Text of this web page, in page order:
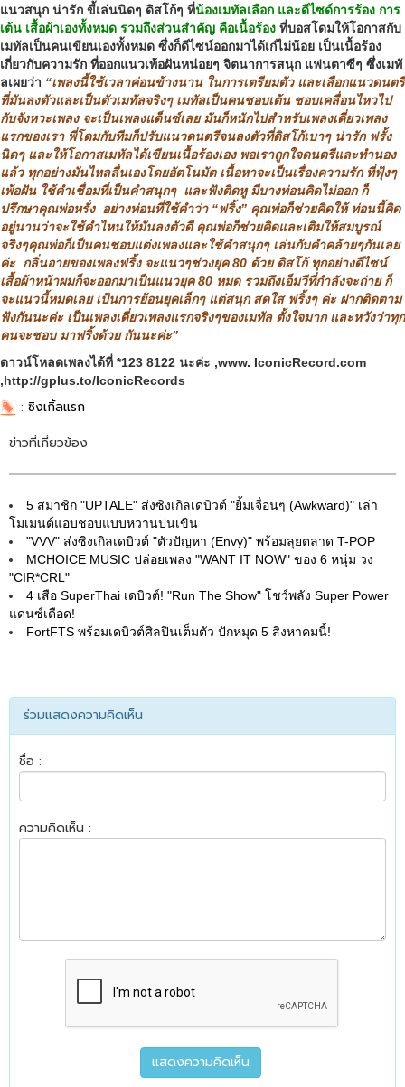
แนวสนุก น่ารัก ขี้เล่นนิดๆ ดิสโก้ๆ ที่น้องเมทัลเลือก และดีไซด์การร้อง การ
เต้น เสื้อผ้าเองทั้งหมด รวมถึงส่วนสำคัญ คือเนื้อร้อง ที่บอสโดมให้โอกาสกับ
เมทัลเป็นคนเขียนเองทั้งหมด ซึ่งก็ดีไซน์ออกมาได้เก๋ไม่น้อย เป็นเนื้อร้อง
เกี่ยวกับความรัก ที่ออกแนวเพ้อฝันหน่อยๆ จิตนาการสนุก แฟนตาซีๆ ซึ่งเมทั
ลเผยว่า “เพลงนี้ใช้เวลาค่อนข้างนาน ในการเตรียมตัว และเลือกแนวดนตรี
ที่มันลงตัวและเป็นตัวเมทัลจริงๆ เมทัลเป็นคนชอบเต้น ชอบเคลื่อนไหวไป
กับจังหวะเพลง จะเป็นเพลงแด็นซ์เลย มันก็หนักไปสำหรับเพลงเดี่ยวเพลง
แรกของเรา พี่โดมกับทีมก็ปรับแนวดนตรีจนลงตัวที่ดิสโก้เบาๆ น่ารัก ฟรั้ง
นิดๆ และให้โอกาสเมทัลได้เขียนเนื้อร้องเอง พอเราถูกใจดนตรีและทำนอง
แล้ว ทุกอย่างมันไหลลื่นเองโดยอัตโนมัต เนื้อหาจะเป็นเรื่องความรัก ที่ฟุ้งๆ
เพ้อฝัน ใช้คำเชื่อมที่เป็นคำสนุกๆ และฟังติดหู มีบางท่อนคิดไม่ออก ก็
ปรึกษาคุณพ่อหรั่ง อย่างท่อนที่ใช้คำว่า “ฟริ้ง” คุณพ่อก็ช่วยคิดให้ ท่อนนี้คิด
อยู่นานว่าจะใช้คำไหนให้มันลงตัวดี คุณพ่อก็ช่วยคิดและเติมให้สมบูรณ์
จริงๆคุณพ่อก็เป็นคนชอบแต่งเพลงและใช้คำสนุกๆ เล่นกับคำคล้ายๆกันเลย
ค่ะ กลิ่นอายของเพลงฟริ้ง จะแนวๆช่วงยุค 80 ด้วย ดิสโก้ ทุกอย่างดีไซน์
เสื้อผ้าหน้าผมก็จะออกมาเป็นแนวยุค 80 หมด รวมถึงเอ็มวีที่กำลังจะถ่าย ก็
จะแนวนี้หมดเลย เป้นการย้อนยุคเล็กๆ แต่สนุก สดใส ฟริ้งๆ ค่ะ ฝากติดตาม
ฟังกันนะค่ะ เป็นเพลงเดี่ยวเพลงแรกจริงๆของเมทัล ตั้งใจมาก และหวังว่าทุก
คนจะชอบ มาฟริ้งด้วย กันนะค่ะ”
ดาวน์โหลดเพลงได้ที่ *123 8122 นะค่ะ ,www. IconicRecord.com
,http://gplus.to/IconicRecords
: ซิงเกิ้ลแรก
ข่าวที่เกี่ยวข้อง
5 สมาชิก "UPTALE" ส่งซิงเกิลเดบิวต์ "ยิ้มเจื่อนๆ (Awkward)" เล่า
โมเมนต์แอบชอบแบบหวานปนเขิน
"VVV" ส่งซิงเกิลเดบิวต์ "ตัวปัญหา (Envy)" พร้อมลุยตลาด T-POP
MCHOICE MUSIC ปล่อยเพลง "WANT IT NOW" ของ 6 หนุ่ม วง
"CIR*CRL"
4 เสือ SuperThai เดบิวต์! "Run The Show" โชว์พลัง Super Power
แดนซ์เดือด!
FortFTS พร้อมเดบิวต์ศิลปินเต็มตัว ปักหมุด 5 สิงหาคมนี้!
ร่วมแสดงความคิดเห็น
ชื่อ :
ความคิดเห็น :